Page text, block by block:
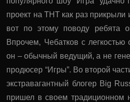
проект на ТНТ как раз прикрыли
вот по этому поводу ребята
Впрочем, Чебатков с легкостью
он – обычный ведущий, а не
продюсер “Игры”. Во второй
экстравагантный блогер Big
пришел в своем традиционном